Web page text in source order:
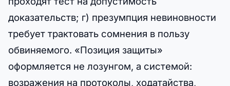
доказательств; г) презумпция невиновности
требует трактовать сомнения в пользу
обвиняемого. «Позиция защиты»
оформляется не лозунгом, а системой:
возражения на протоколы, ходатайства,